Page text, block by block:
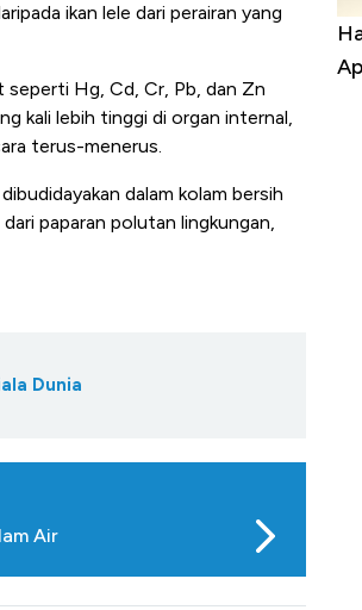
ikan lele dari perairan yang
seperti Hg, Cd, Cr, Pb, dan Zn
kali lebih tinggi di organ internal,
terus-menerus.
dalam kolam bersih
paparan polutan lingkungan,
Dunia
Air